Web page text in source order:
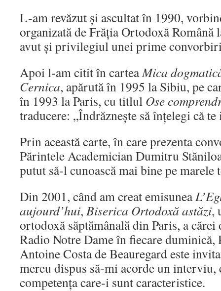
L-am revăzut și ascultat în 1990,
organizată de Frăția Ortodoxă Română
avut și privilegiul unei prime
Apoi l-am citit în carteaMica
Cernica, apărută în 1995 la Sibiu, pe
în 1993 la Paris, cu titlul Ose
traducere: „Îndrăznește să înțelegi că te
Prin această carte, în care prezenta
Părintele Academician Dumitru
putut să-l cunoască mai bine pe marele
Din 2001, când am creat emisunea
aujourd’hui, Biserica Ortodoxă astăzi,
ortodoxă săptămânală din Paris, a
Radio Notre Dame în fiecare
Antoine Costa de Beauregard este
mereu dispus să-mi acorde un interviu,
competența care-i sunt caracteristice.